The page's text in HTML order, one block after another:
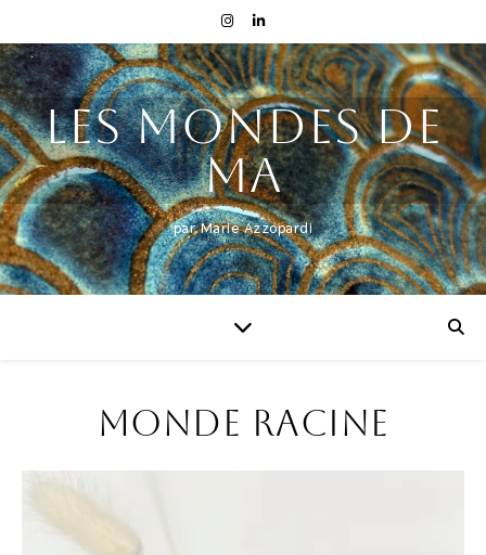
Les mondes de
MA
par Marie Azzopardi
Monde racine